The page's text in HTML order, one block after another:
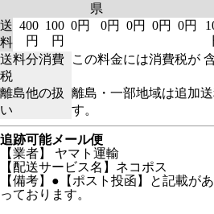
県
送
料
400
円
100
円
0円 0円 0円 0円 0円
送料分消費
税
この料金には消費税が
離島他の扱
い
離島・一部地域は追加
す。
追跡可能メール便
【業者】 ヤマト運輸
【配送サービス名】ネコポス
【備考】●【ポスト投函】と記載が
っております。